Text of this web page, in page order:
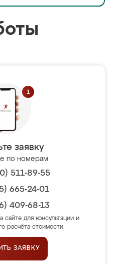
заявку
по номерам
511-89-55
665-24-01
409-68-13
сайте для консультации и
расчёта стоимости.
ЗАЯВКУ